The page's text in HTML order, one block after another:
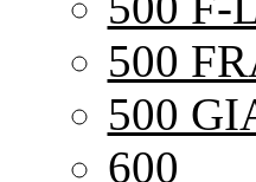
500
500
600